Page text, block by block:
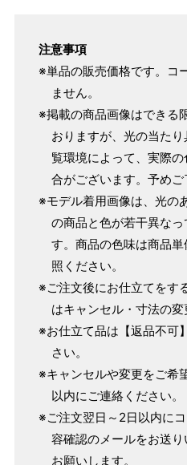
パターンオーダー（弊社規
注意事項
※単品の販売価格です。コ
ません。
※掲載の商品画像はできる
おりますが、光の当た
覧環境によって、実際
合がございます。予めご
※モデル着用画像は、光の
の商品と色が若干異な
す。商品の色味は商品
照ください。
※ご注文後にお仕立てをす
はキャンセル・寸法の変
※お仕立て品は【返品不可
さい。
※キャンセルや変更をご希
以内にご連絡ください。
※ご注文翌日～2日以内に
容確認のメールをお送
お願いします。